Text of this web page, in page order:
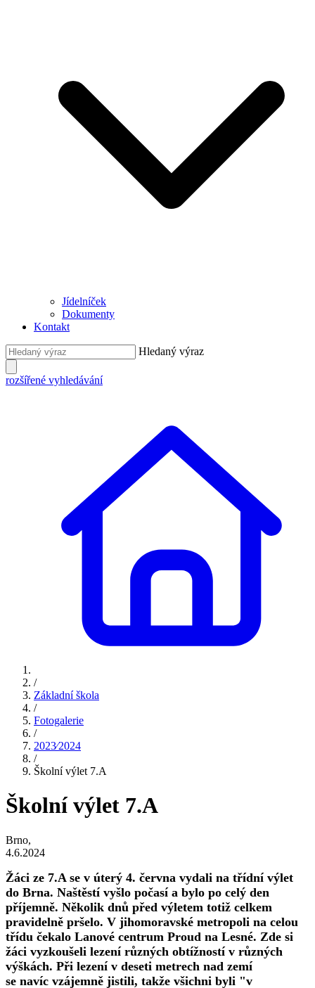
Jídelníček
Dokumenty
Kontakt
Hledaný výraz
rozšířené vyhledávání
/
Základní škola
/
Fotogalerie
/
2023⁄2024
/
Školní výlet 7.A
Školní výlet 7.A
Brno,
4.6.2024
Žáci ze 7.A se v úterý 4. června vydali na třídní výlet
do Brna. Naštěstí vyšlo počasí a bylo po celý den
příjemně. Několik dnů před výletem totiž celkem
pravidelně pršelo. V jihomoravské metropoli na celou
třídu čekalo Lanové centrum Proud na Lesné. Zde si
žáci vyzkoušeli lezení různých obtížností v různých
výškách. Při lezení v deseti metrech nad zemí
se navíc vzájemně jistili, takže všichni byli "v